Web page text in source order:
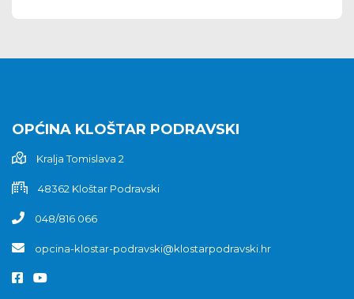
OPĆINA KLOŠTAR PODRAVSKI
Kralja Tomislava 2
48362 Kloštar Podravski
048/816 066
opcina-klostar-podravski@klostarpodravski.hr